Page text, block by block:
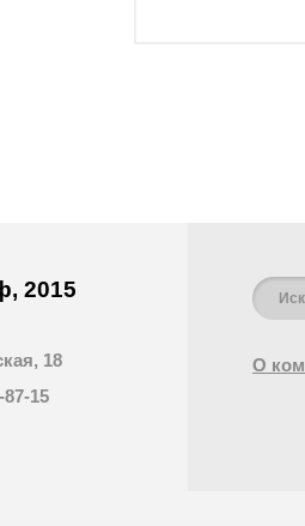
2015
18
15
О